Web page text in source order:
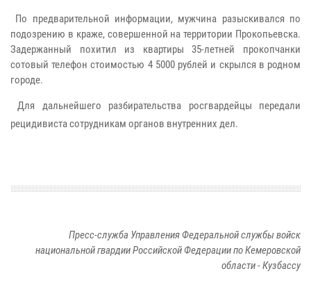
По предварительной информации, мужчина разыскивался по
подозрению в краже, совершенной на территории Прокопьевска.
Задержанный похитил из квартиры 35-летней прокопчанки
сотовый телефон стоимостью 4 5000 рублей и скрылся в родном
городе.
Для дальнейшего разбирательства росгвардейцы передали
рецидивиста сотрудникам органов внутренних дел.
Пресс-служба Управления Федеральной службы войск
национальной гвардии Российской Федерации по Кемеровской
области - Кузбассу